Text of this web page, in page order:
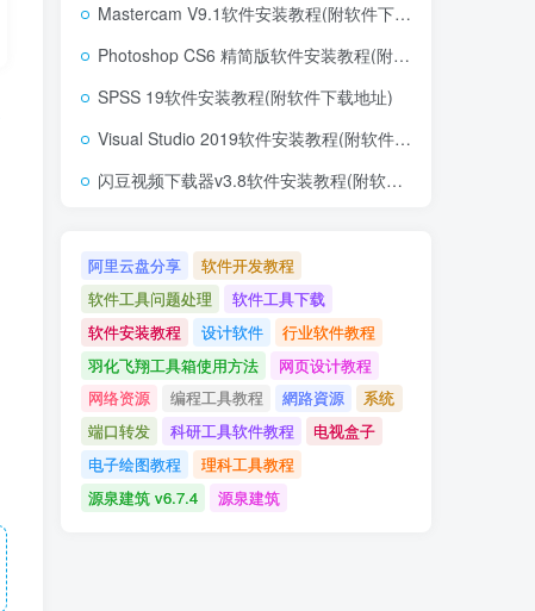
Mastercam V9.1软件安装教程(附软件下载地址)
Photoshop CS6 精简版软件安装教程(附软件下载地址)
SPSS 19软件安装教程(附软件下载地址)
Visual Studio 2019软件安装教程(附软件下载地址)
闪豆视频下载器v3.8软件安装教程(附软件下载地址)
阿里云盘分享
软件开发教程
软件工具问题处理
软件工具下载
软件安装教程
设计软件
行业软件教程
羽化飞翔工具箱使用方法
网页设计教程
网络资源
编程工具教程 網路資源
系统
端口转发
科研工具软件教程
电视盒子
电子绘图教程
理科工具教程
源泉建筑 v6.7.4
源泉建筑